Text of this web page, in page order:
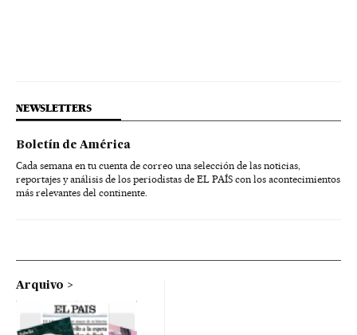
NEWSLETTERS
Boletín de América
Cada semana en tu cuenta de correo una selección de las noticias,
reportajes y análisis de los periodistas de EL PAÍS con los acontecimientos
más relevantes del continente.
Arquivo